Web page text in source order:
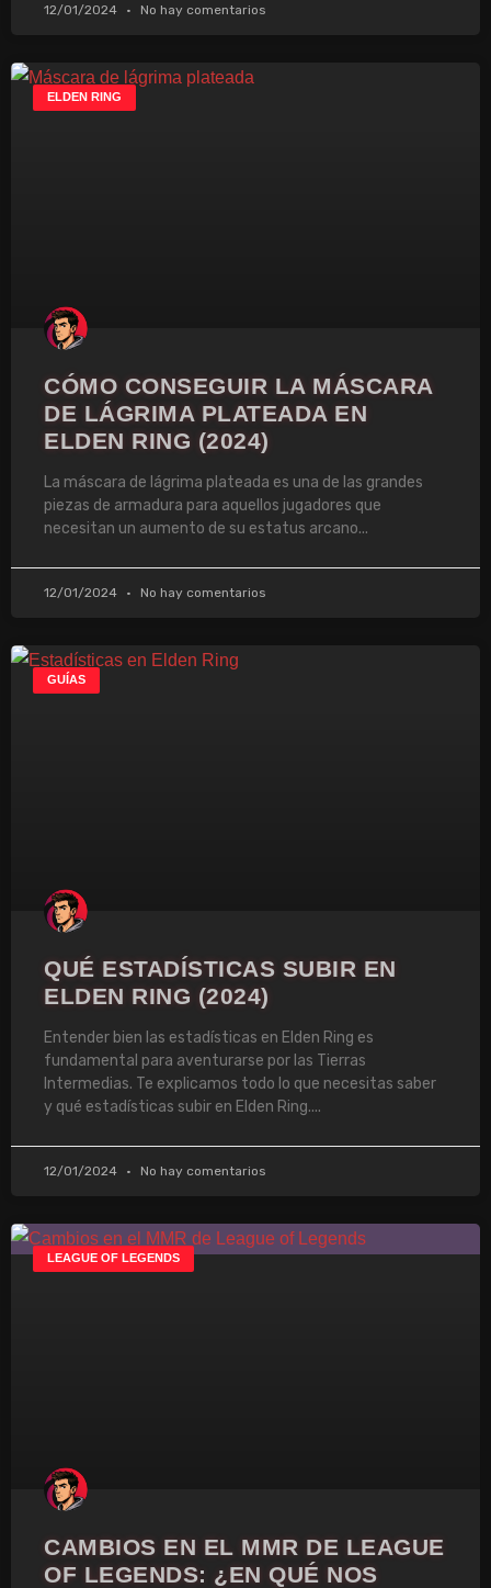
12/01/2024 No hay comentarios
ELDEN RING
CÓMO CONSEGUIR LA MÁSCARA
DE LÁGRIMA PLATEADA EN
ELDEN RING (2024)
La máscara de lágrima plateada es una de las grandes
piezas de armadura para aquellos jugadores que
necesitan un aumento de su estatus arcano
12/01/2024 No hay comentarios
GUÍAS
QUÉ ESTADÍSTICAS SUBIR EN
ELDEN RING (2024)
Entender bien las estadísticas en Elden Ring es
fundamental para aventurarse por las Tierras
Intermedias. Te explicamos todo lo que necesitas saber
y qué estadísticas subir en Elden Ring.
12/01/2024 No hay comentarios
LEAGUE OF LEGENDS
CAMBIOS EN EL MMR DE LEAGUE
OF LEGENDS: ¿EN QUÉ NOS